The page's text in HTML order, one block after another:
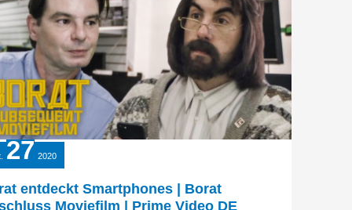
27 2020
entdeckt Smartphones | Borat
Moviefilm | Prime Video DE